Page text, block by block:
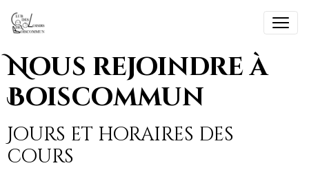
Nous rejoindre à
Boiscommun
Jours et horaires des
cours